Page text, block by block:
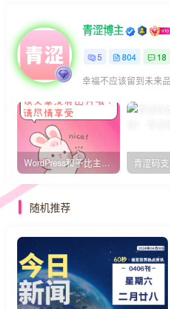
青涩博主
5 804 18
WordPress和子比主题模板&网站美化方法教程-已更新到:23-01-8
随机推荐